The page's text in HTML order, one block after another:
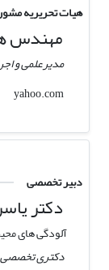
هیات تحریریه
مهندس
مدیرعلمی و
chhomayoon
yahoo.com
دبیر تخصصی
دکتر
آلودگی های
دکتری